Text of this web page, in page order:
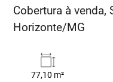
Cobertura à venda,
Horizonte/MG
77,10 m²